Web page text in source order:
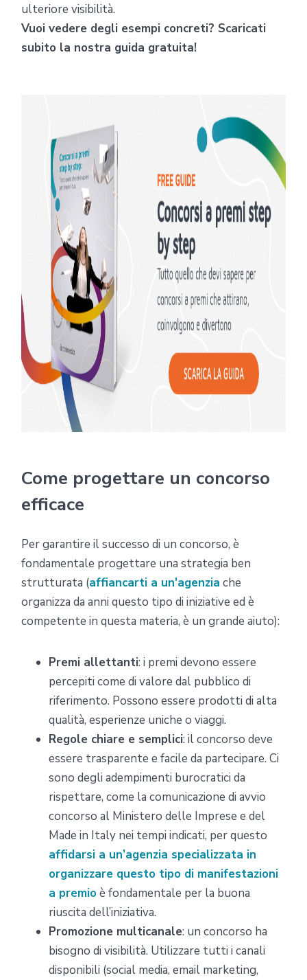
ulteriore visibilità.
Vuoi vedere degli esempi concreti? Scaricati
subito la nostra guida gratuita!
Come progettare un concorso
efficace
Per garantire il successo di un concorso, è
fondamentale progettare una strategia ben
strutturata (affiancarti a un'agenzia che
organizza da anni questo tipo di iniziative ed è
competente in questa materia, è un grande aiuto):
Premi allettanti: i premi devono essere
percepiti come di valore dal pubblico di
riferimento. Possono essere prodotti di alta
qualità, esperienze uniche o viaggi.
Regole chiare e semplici: il concorso deve
essere trasparente e facile da partecipare. Ci
sono degli adempimenti burocratici da
rispettare, come la comunicazione di avvio
concorso al Ministero delle Imprese e del
Made in Italy nei tempi indicati, per questo
affidarsi a un’agenzia specializzata in
organizzare questo tipo di manifestazioni
a premioè fondamentale per la buona
riuscita dell’iniziativa.
Promozione multicanale: un concorso ha
bisogno di visibilità. Utilizzare tutti i canali
disponibili (social media, email marketing,